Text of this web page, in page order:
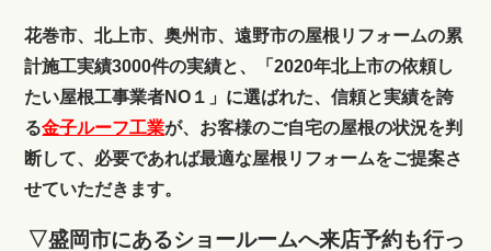
花巻市、北上市、奥州市、遠野市の屋根リフォームの累
計施工実績3000件の実績と、「2020年北上市の依頼し
たい屋根工事業者NO１」に選ばれた、信頼と実績を誇
る金子ルーフ工業が、お客様のご自宅の屋根の状況を判
断して、必要であれば最適な屋根リフォームをご提案さ
せていただきます。
▽盛岡市にあるショールームへ来店予約も行っ